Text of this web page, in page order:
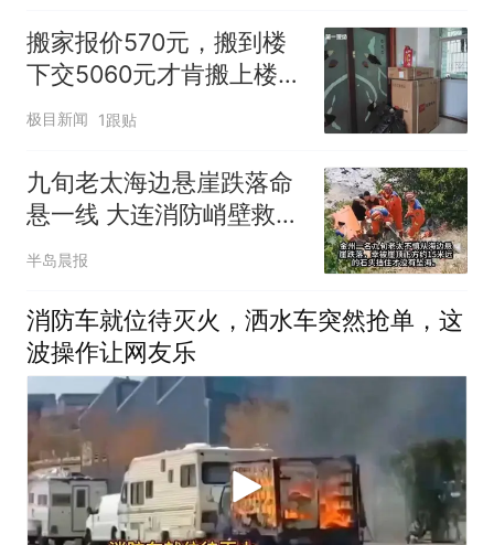
搬家报价570元，搬到楼
下交5060元才肯搬上楼！
女子傻眼了
极目新闻 1跟贴
九旬老太海边悬崖跌落命
悬一线 大连消防峭壁救援
化险为夷
半岛晨报
消防车就位待灭火，洒水车突然抢单，这
波操作让网友乐